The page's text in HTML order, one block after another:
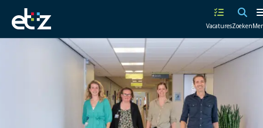
Werken
bij
het
Elisabeth-
TweeSteden
Ziekenhuis
VacaturesZoeken